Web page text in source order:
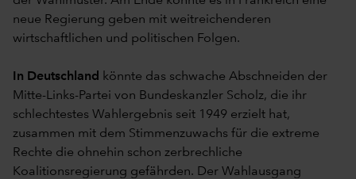
neue Regierung geben mit weitreichenderen
wirtschaftlichen und politischen Folgen.
In Deutschland
könnte das schwache Abschneiden der
Mitte-Links-Partei von Bundeskanzler Scholz, die ihr
schlechtestes Wahlergebnis seit 1949 erzielt hat,
zusammen mit dem Stimmenzuwachs für die extreme
Rechte die ohnehin schon zerbrechliche
Koalitionsregierung gefährden. Der Wahlausgang